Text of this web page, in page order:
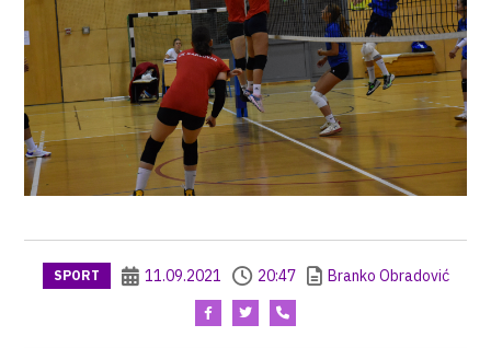
SPORT 11.09.2021 20:47 Branko Obradović